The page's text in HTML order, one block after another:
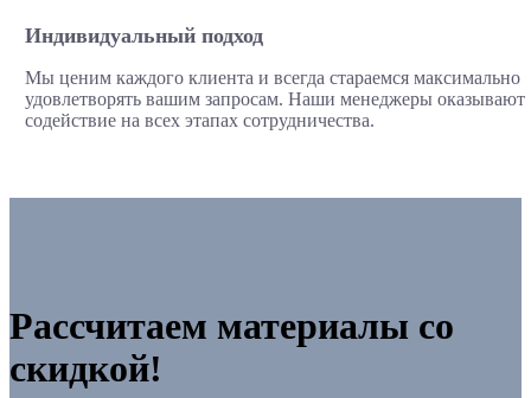
Индивидуальный подход
Мы ценим каждого клиента и всегда стараемся максимально
удовлетворять вашим запросам. Наши менеджеры оказывают
содействие на всех этапах сотрудничества.
Рассчитаем материалы со
скидкой!